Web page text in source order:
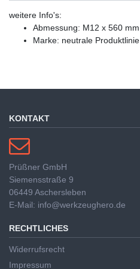
weitere Info's:
Abmessung: M12 x 560 mm
Marke: neutrale Produktlinie
KONTAKT
Prüßner GmbH
Siemensstraße 9
06449 Aschersleben
E-Mail: info@werkzeughero.de
RECHTLICHES
Widerrufsrecht
Impressum